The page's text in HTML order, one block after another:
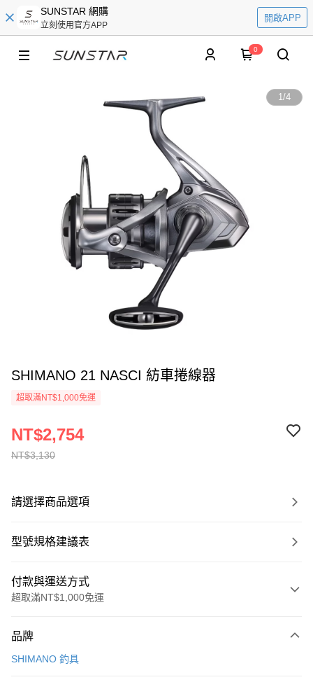
SUNSTAR 網購
立刻使用官方APP
開啟APP
0
1/4
SHIMANO 21 NASCI 紡車捲線器
超取滿NT$1,000免運
NT$3,130
NT$2,754
請選擇商品選項
型號規格建議表
付款與運送方式
超取滿NT$1,000免運
信用卡一次付款
品牌
SHIMANO 釣具